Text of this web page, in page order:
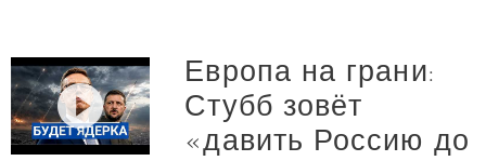
Европа на грани:
Стубб зовёт
«давить Россию до